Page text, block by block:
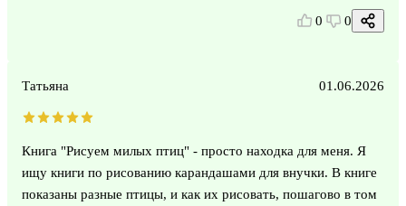
0 0
Татьяна 01.06.2026
Книга "Рисуем милых птиц" - просто находка для меня. Я
ищу книги по рисованию карандашами для внучки. В книге
показаны разные птицы, и как их рисовать, пошагово в том